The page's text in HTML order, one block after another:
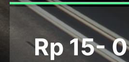
Rp 15-0